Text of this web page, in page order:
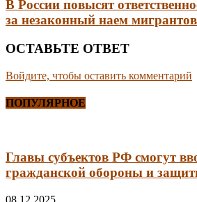
В России повысят
за незаконный наем мигрантов
ОСТАВЬТЕ ОТВЕТ
Войдите, чтобы оставить комментарий
ПОПУЛЯРНОЕ
Главы субъектов РФ смогут
гражданской обороны и
08.12.2025